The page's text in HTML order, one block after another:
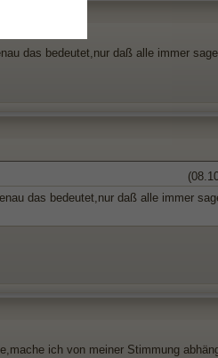
das bedeutet,nur daß alle immer
das bedeutet,nur daß alle immer
ich von meiner Stimmung